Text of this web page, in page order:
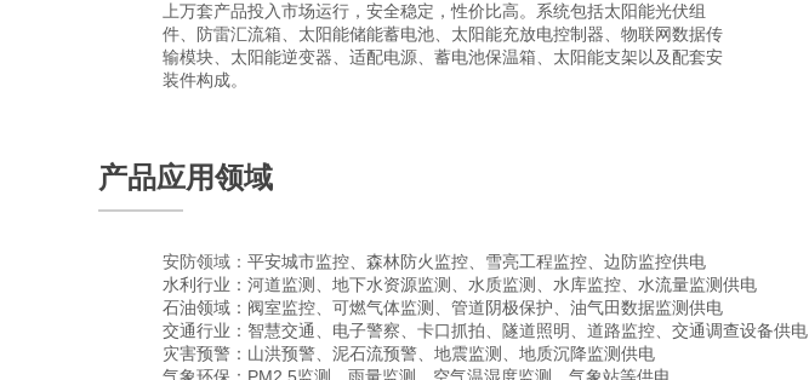
安防领域： 平安城市监控、森林防火监控、雪亮工程监控 、边防监控供电
水利行业：河道监测
、地下水资源监测、水质监测、水库监控 、水流量监测供电
石油领域：阀室监控、可燃气体监测、管道阴极保护、油气田数据监测供电
交通行业：智慧交通、电子警察、卡口抓拍、隧道照明、道路监控、交通调查设备供电
灾害预警：山洪预警、泥石流预警、地震监测、地质沉降监测供电
产品应用领域
上万套产品投入市场运行，安全稳定，性价比高。系统包括太阳能光伏组
件、防雷汇流箱、太阳能储能蓄电池、太阳能充放电控制器、物联网数据传
输模块、太阳能逆变器、适配电源、蓄电池保温箱、太阳能支架以及配套安
装件构成。